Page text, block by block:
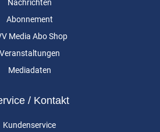
Nachrichten
Abonnement
Media Abo Shop
Veranstaltungen
Mediadaten
/ Kontakt
Kundenservice